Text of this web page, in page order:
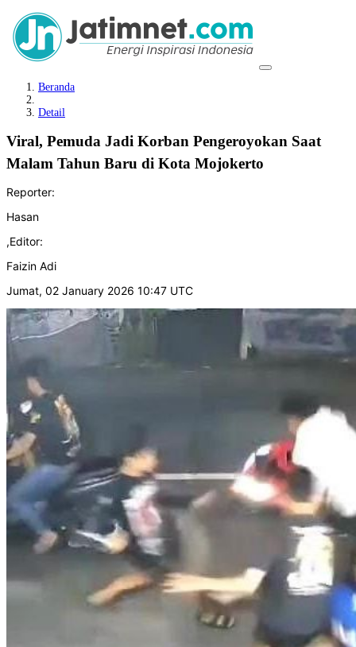
Beranda
Detail
Viral, Pemuda Jadi Korban Pengeroyokan Saat
Malam Tahun Baru di Kota Mojokerto
Reporter:
Hasan
,Editor:
Faizin Adi
Jumat, 02 January 2026 10:47 UTC